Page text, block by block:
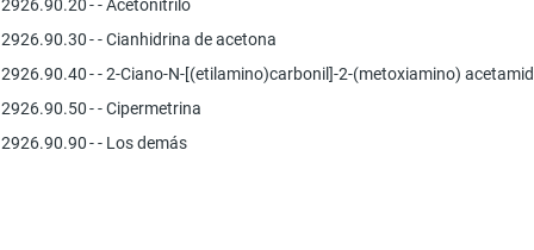
2926.90.20- - Acetonitrilo
2926.90.30- - Cianhidrina de acetona
2926.90.40- - 2-Ciano-N-[(etilamino)carbonil]-2-(metoxiamino)
2926.90.50- - Cipermetrina
2926.90.90- - Los demás